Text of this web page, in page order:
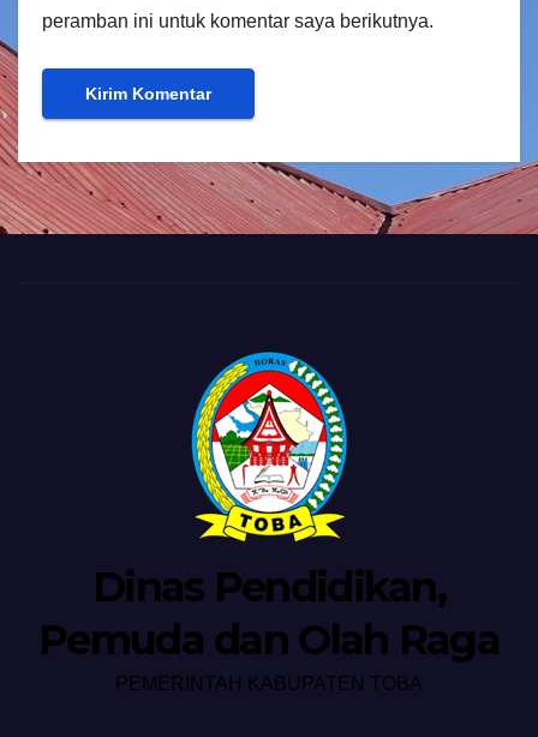
peramban ini untuk komentar saya berikutnya.
Dinas Pendidikan,
Pemuda dan Olah Raga
PEMERINTAH KABUPATEN TOBA